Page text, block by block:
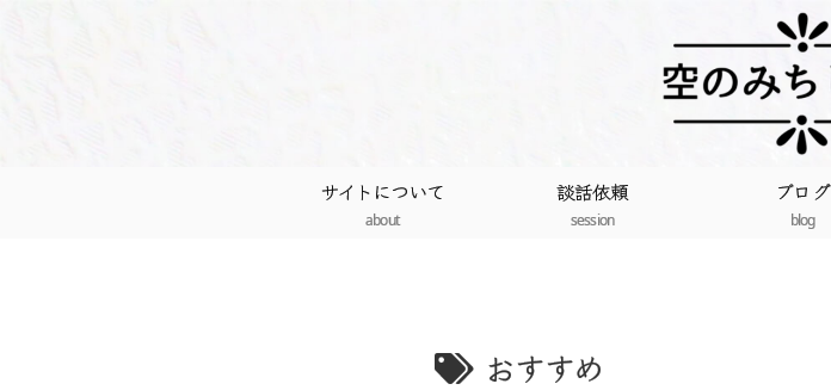
サイトについて
about
談話依頼
session
ブログ
blog
おすすめ